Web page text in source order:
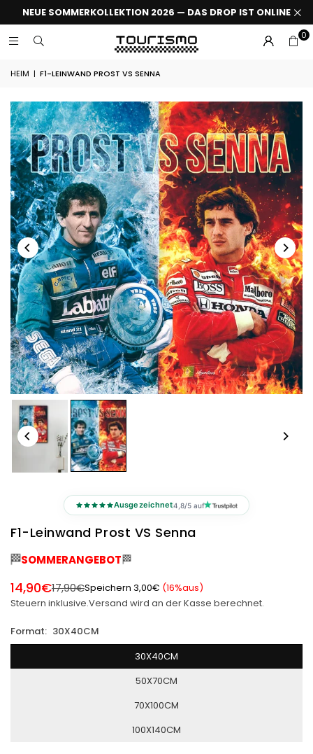
NEUE SOMMERKOLLEKTION 2026 — DAS DROP IST ONLINE
0
HEIM | F1-LEINWAND PROST VS SENNA
Ausgezeichnet4,8/5 auf
F1-Leinwand Prost VS Senna
🏁SOMMERANGEBOT🏁
Normaler
Preis
14,90€17,90€Speichern 3,00€ (16%aus)
Steuern inklusive.Versand wird an der Kasse berechnet.
Format: 30X40CM
30X40CM
50X70CM
70X100CM
100X140CM